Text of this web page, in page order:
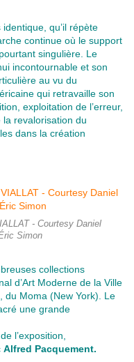
qu’il répète
continue où le support
singulière. Le
incontournable et son
au vu du
qui retravaille son
exploitation de l’erreur,
revalorisation du
dans la création
- Courtesy Daniel
Simon
collections
d’Art Moderne de la Ville
du Moma (New York). Le
une grande
l’exposition,
Alfred Pacquement.